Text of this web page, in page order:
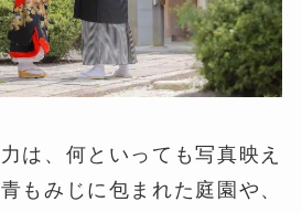
は、何といっても写真映え
もみじに包まれた庭園や、